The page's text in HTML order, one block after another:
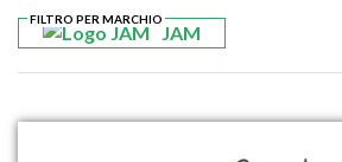
JAM
FILTRO PER MARCHIO